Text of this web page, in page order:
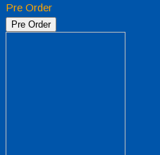
Pre Order
Pre Order